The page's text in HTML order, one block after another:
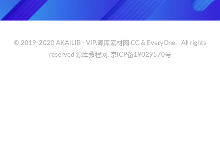
© 2019-2020 AKAILIB - VIP.源库素材网.CC & EveryOne. . All rights
reserved 源库教程网. 京ICP备19029570号